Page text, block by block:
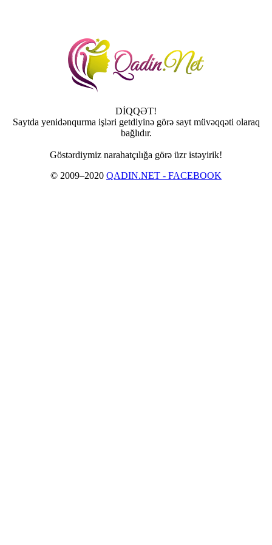
DİQQƏT!
Saytda yenidənqurma işləri getdiyinə görə sayt müvəqqəti olaraq
bağlıdır.
Göstərdiymiz narahatçılığa görə üzr istəyirik!
© 2009–2020 QADIN.NET - FACEBOOK